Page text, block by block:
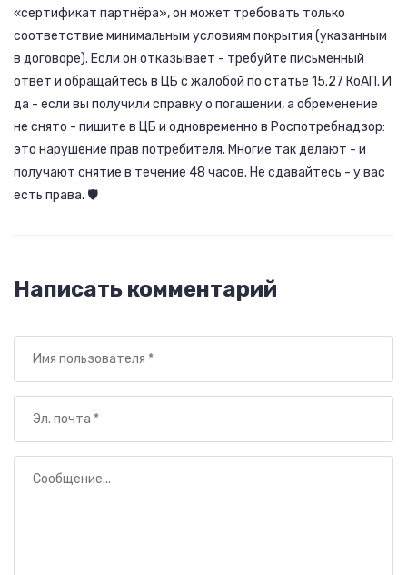
«сертификат партнёра», он может требовать только
соответствие минимальным условиям покрытия (указанным
в договоре). Если он отказывает - требуйте письменный
ответ и обращайтесь в ЦБ с жалобой по статье 15.27 КоАП. И
да - если вы получили справку о погашении, а обременение
не снято - пишите в ЦБ и одновременно в Роспотребнадзор:
это нарушение прав потребителя. Многие так делают - и
получают снятие в течение 48 часов. Не сдавайтесь - у вас
есть права. 🛡️
Написать комментарий